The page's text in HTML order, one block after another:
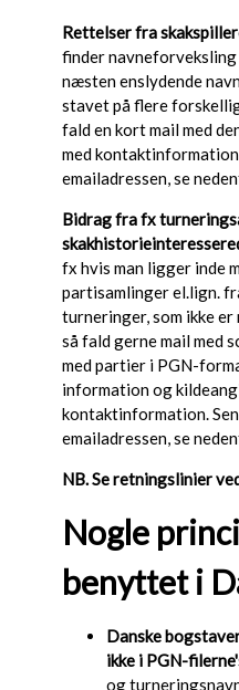
Rettelser fra
finder navneforveksling
næsten enslydende
stavet på flere
fald en kort mail med
med
emailadressen, se
Bidrag fra fx
fx hvis man ligger inde
partisamlinger el.lign.
turneringer, som ikke er
så fald gerne mail med
med partier i PGN-
information og
kontaktinformation.
emailadressen, se
NB. Se retningslinier
Nogle
benyttet i
Danske
ikke i PGN-
og